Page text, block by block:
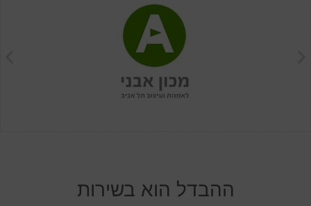
ההבדל הוא בשירות